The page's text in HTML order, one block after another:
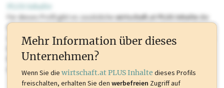
PLUS Inhalte
Für dieses Profil gibt es zusätzlichewirtschaft.at PLUS Inhaltedie
Sie momentan nicht einsehen können. Schalten Sie dieses Profil frei
oder loggen Sie sich ein um diese Inhalte zu sehen. wirtschaft.at PLUS
Marken, Patente, Rechtstatsachen, OTS-Aussendungen, und viele
mehr.
Mehr Information über dieses
Unternehmen?
Wenn Sie die wirtschaft.at PLUS Inhalte dieses Profils
freischalten, erhalten Sie den werbefreien Zugriff auf